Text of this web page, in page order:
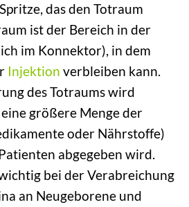
das den Totraum
ist der Bereich in der
im Konnektor), in dem
Injektion verbleiben kann.
des Totraums wird
größere Menge der
oder Nährstoffe)
abgegeben wird.
bei der Verabreichung
an Neugeborene und